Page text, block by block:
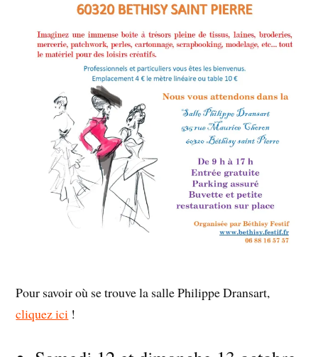
Pour savoir où se trouve la salle Philippe Dransart,
cliquez ici !